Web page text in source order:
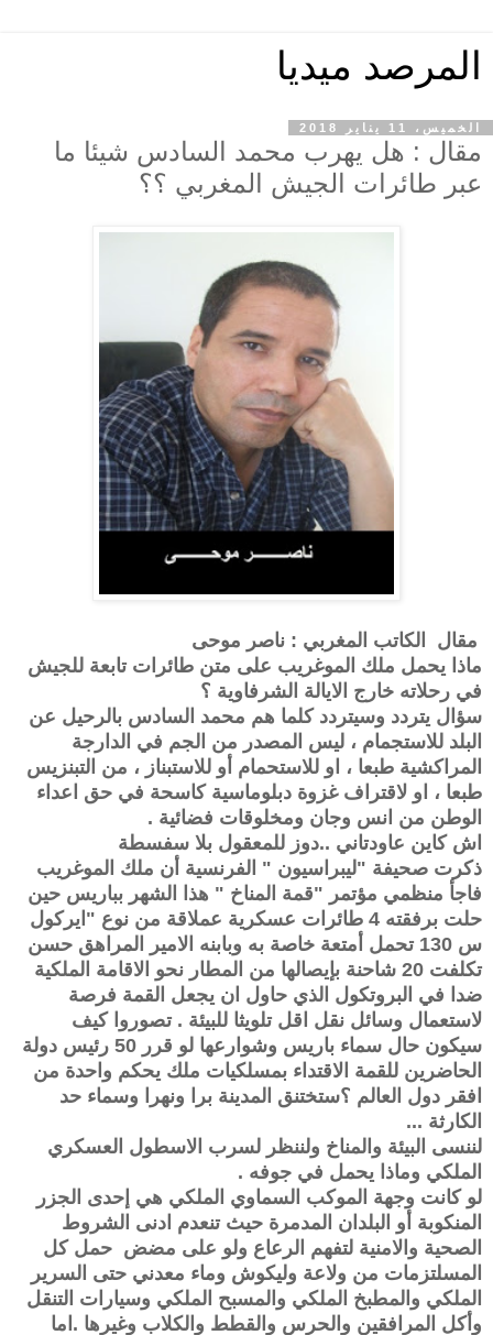
المرصد ميديا
الخميس، 11 يناير 2018
مقال : هل يهرب محمد السادس شيئا ما
عبر طائرات الجيش المغربي ؟؟
مقال الكاتب المغربي : ناصر موحى
ماذا يحمل ملك الموغريب على متن طائرات تابعة للجيش
في رحلاته خارج الايالة الشرفاوية ؟
سؤال يتردد وسيتردد كلما هم محمد السادس بالرحيل عن
البلد للاستجمام ، ليس المصدر من الجم في الدارجة
المراكشية طبعا ، او للاستحمام أو للاستبناز ، من التبنزيس
طبعا ، او لاقتراف غزوة دبلوماسية كاسحة في حق اعداء
الوطن من انس وجان ومخلوقات فضائية .
اش كاين عاودتاني ..دوز للمعقول بلا سفسطة
ذكرت صحيفة "ليبراسيون " الفرنسية أن ملك الموغريب
فاجأ منظمي مؤتمر "قمة المناخ " هذا الشهر بباريس حين
حلت برفقته 4 طائرات عسكرية عملاقة من نوع "ايركول
س 130 تحمل أمتعة خاصة به وبابنه الامير المراهق حسن
تكلفت 20 شاحنة بإيصالها من المطار نحو الاقامة الملكية
ضدا في البروتكول الذي حاول ان يجعل القمة فرصة
لاستعمال وسائل نقل اقل تلويثا للبيئة . تصوروا كيف
سيكون حال سماء باريس وشوارعها لو قرر 50 رئيس دولة
الحاضرين للقمة الاقتداء بمسلكيات ملك يحكم واحدة من
افقر دول العالم ؟ستختنق المدينة برا ونهرا وسماء حد
الكارثة ...
لننسى البيئة والمناخ ولننظر لسرب الاسطول العسكري
الملكي وماذا يحمل في جوفه .
لو كانت وجهة الموكب السماوي الملكي هي إحدى الجزر
المنكوبة أو البلدان المدمرة حيث تنعدم ادنى الشروط
الصحية والامنية لتفهم الرعاع ولو على مضض حمل كل
المسلتزمات من ولاعة وليكوش وماء معدني حتى السرير
الملكي والمطبخ الملكي والمسبح الملكي وسيارات التنقل
وأكل المرافقين والحرس والقطط والكلاب وغيرها .اما